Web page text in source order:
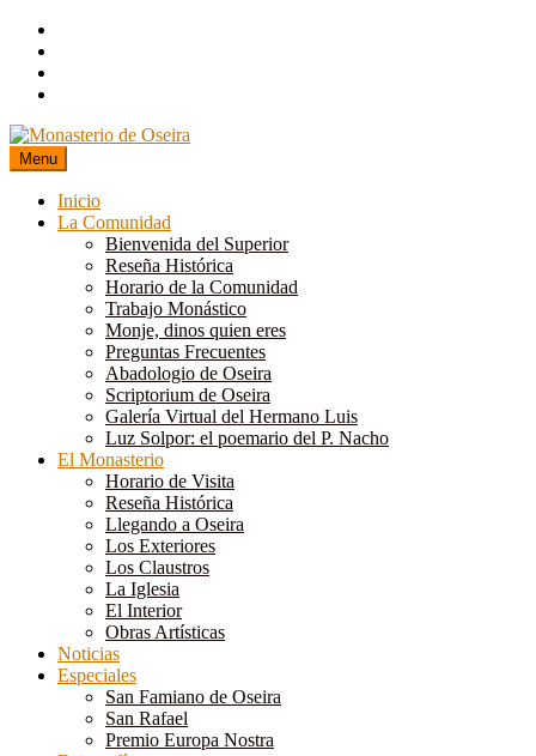
Skip
content
Menu
Inicio
La Comunidad
Bienvenida del Superior
Reseña Histórica
Horario de la Comunidad
Trabajo Monástico
Monje, dinos quien eres
Preguntas Frecuentes
Abadologio de Oseira
Scriptorium de Oseira
Galería Virtual del Hermano Luis
Luz Solpor: el poemario del P. Nacho
El Monasterio
Horario de Visita
Reseña Histórica
Llegando a Oseira
Los Exteriores
Los Claustros
La Iglesia
El Interior
Obras Artísticas
Noticias
Especiales
San Famiano de Oseira
San Rafael
Premio Europa Nostra